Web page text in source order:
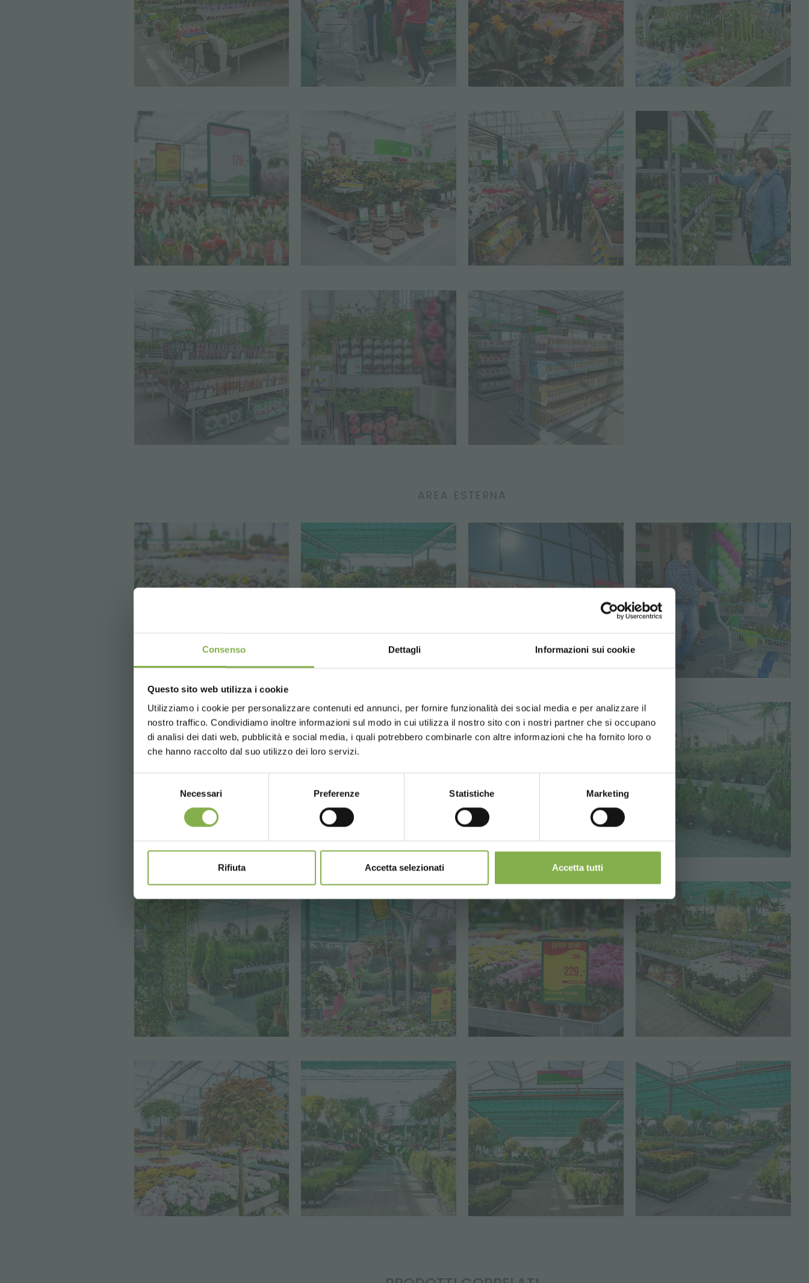
Consenso Dettagli Informazioni sui cookie
Questo sito web utilizza i cookie
Utilizziamo i cookie per personalizzare contenuti ed annunci, per fornire funzionalità dei social media e per analizzare il
nostro traffico. Condividiamo inoltre informazioni sul modo in cui utilizza il nostro sito con i nostri partner che si occupano
di analisi dei dati web, pubblicità e social media, i quali potrebbero combinarle con altre informazioni che ha fornito loro o
che hanno raccolto dal suo utilizzo dei loro servizi.
Necessari Preferenze Statistiche Marketing
Rifiuta Accetta selezionati Accetta tutti
AREA ESTERNA
UNITED STATES ENGLISH
CONTINUE
REGISTRATI E RISPARMIA SUBITO!
Crea un account e ottieni subito vantaggi esclusivi:
5 % di scontosul tuo primo ordine *
2 % di sconto sempresu tutti i tuoi acquisti futuri *
Spedizione gratissopra i 15.000 €
News e aggiornamentiin anteprima (seleziona l'opzione Newsletter
in fase di registrazione)
REGISTRATI ORA
* Sconti non cumulabili, calcolati al netto di imballo e spedizione.